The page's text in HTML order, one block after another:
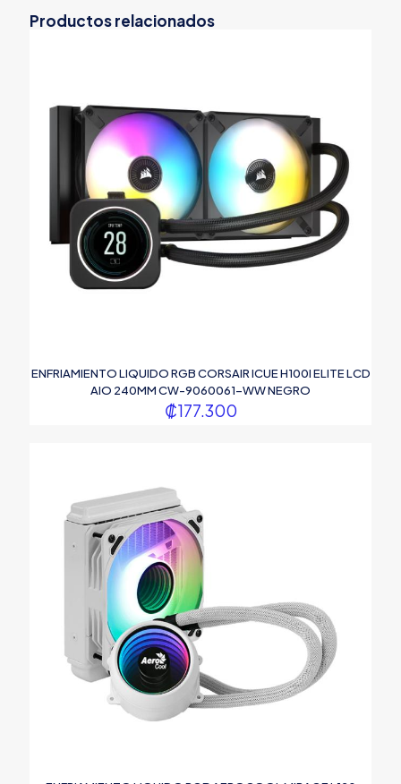
BLANCO
cantidad
Productos relacionados
ENFRIAMIENTO LIQUIDO RGB CORSAIR ICUE H100I ELITE LCD
AIO 240MM CW-9060061-WW NEGRO
₡177.300